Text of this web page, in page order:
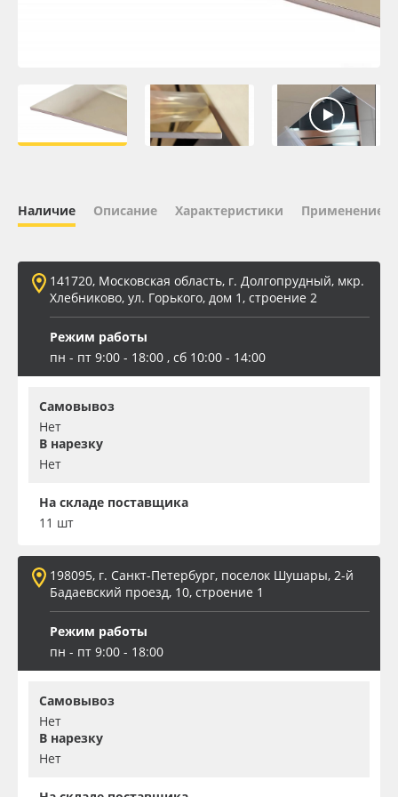
Плёнка монтажная Oratape
ПЭТ бэклит
Вспененный ПВХ
Баннер
Заготовки для сувениров
Наличие Описание Характеристики Применение
141720, Московская область, г. Долгопрудный, мкр.
Хлебниково, ул. Горького, дом 1, строение 2
Режим работы
пн - пт 9:00 - 18:00 , сб 10:00 - 14:00
Самовывоз
Нет
В нарезку
Нет
На складе поставщика
11 шт
198095, г. Санкт-Петербург, поселок Шушары, 2-й
Бадаевский проезд, 10, строение 1
Режим работы
пн - пт 9:00 - 18:00
Самовывоз
Нет
В нарезку
Нет